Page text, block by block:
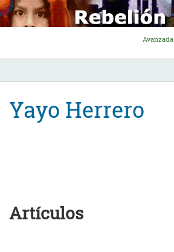
Skip
to
content
Avanzada
Yayo Herrero
Artículos